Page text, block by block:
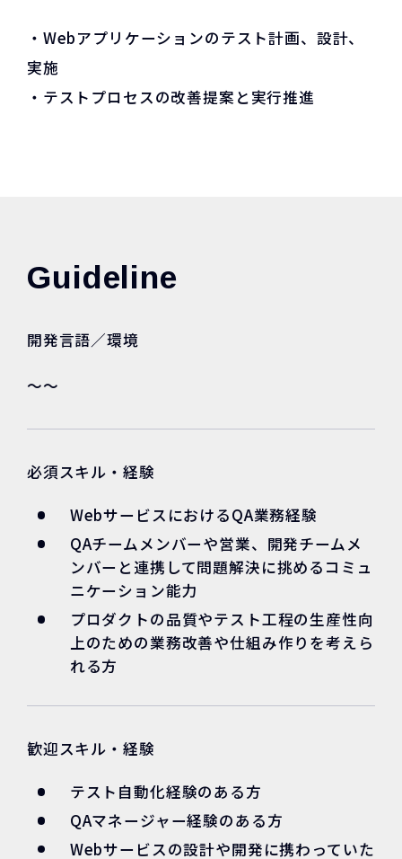
・Webアプリケーションのテスト計画、設計、
実施
・テストプロセスの改善提案と実行推進
Guideline
開発言語／環境
〜〜
必須スキル・経験
WebサービスにおけるQA業務経験
QAチームメンバーや営業、開発チームメ
ンバーと連携して問題解決に挑めるコミュ
ニケーション能力
プロダクトの品質やテスト工程の生産性向
上のための業務改善や仕組み作りを考えら
れる方
歓迎スキル・経験
テスト自動化経験のある方
QAマネージャー経験のある方
Webサービスの設計や開発に携わっていた